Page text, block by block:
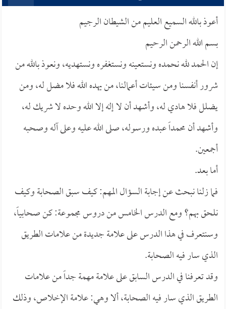
أعوذ بالله السميع العليم من الشيطان الرجيم
بسم الله الرحمن الرحيم
إن الحمد لله نحمده ونستعينه ونستغفره ونستهديه، ونعوذ بالله من
شرور أنفسنا ومن سيئات أعمالنا، من يهده الله فلا مضل له، ومن
يضلل فلا هادي له، وأشهد أن لا إله إلا الله وحده لا شريك له،
وأشهد أن محمداً عبده ورسوله، صلى الله عليه وعلى آله وصحبه
أجمعين.
أما بعد.
فما زلنا نبحث عن إجابة السؤال المهم: كيف سبق الصحابة وكيف
نلحق بهم؟ ومع الدرس الخامس من دروس مجموعة: كن صحابياً،
وسنتعرف في هذا الدرس على علامة جديدة من علامات الطريق
الذي سار فيه الصحابة.
وقد تعرفنا في الدرس السابق على علامة مهمة جداً من علامات
الطريق الذي سار فيه الصحابة، ألا وهي: علامة الإخلاص، وذلك